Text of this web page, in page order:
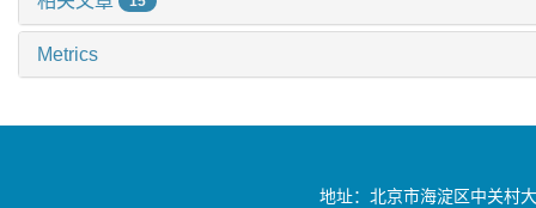
Metrics
地址：北京市海淀区中关村